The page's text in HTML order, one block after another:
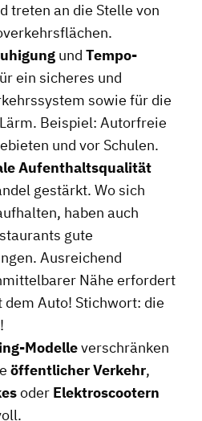
treten an die Stelle von
und Tempo-
ein sicheres und
sowie für die
Beispiel: Autorfreie
und vor Schulen.
Aufenthaltsqualität
gestärkt. Wo sich
haben auch
gute
Ausreichend
Nähe erfordert
Auto! Stichwort: die
Modelleverschränken
öffentlicher Verkehr,
oder Elektroscootern